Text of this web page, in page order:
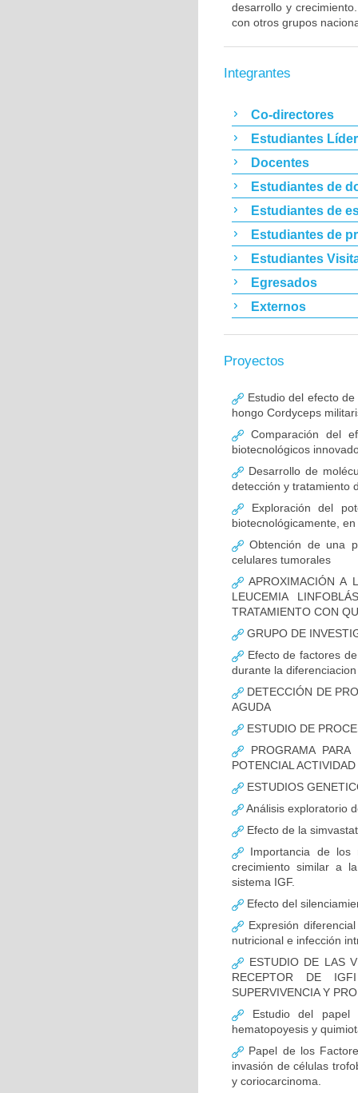
desarrollo y
con otros grupos
Integrantes
Co-directores
Estudiantes
Docentes
Estudiantes de
Estudiantes de
Estudiantes de
Estudiantes
Egresados
Externos
Proyectos
Estudio del efecto
hongo Cordyceps
Comparación del
biotecnológicos
Desarrollo de
detección y tratamiento
Exploración del
biotecnológicamente,
Obtención de una
celulares tumorales
APROXIMACIÓN A
LEUCEMIA
TRATAMIENTO CON
GRUPO DE
Efecto de factores
durante la
DETECCIÓN DE
AGUDA
ESTUDIO DE
PROGRAMA
POTENCIAL
ESTUDIOS
Análisis exploratorio
Efecto de la
Importancia de los
crecimiento similar a
sistema IGF.
Efecto del
Expresión
nutricional e infección
ESTUDIO DE LAS
RECEPTOR DE
SUPERVIVENCIA Y
Estudio del papel
hematopoyesis y
Papel de los
invasión de células
y coriocarcinoma.